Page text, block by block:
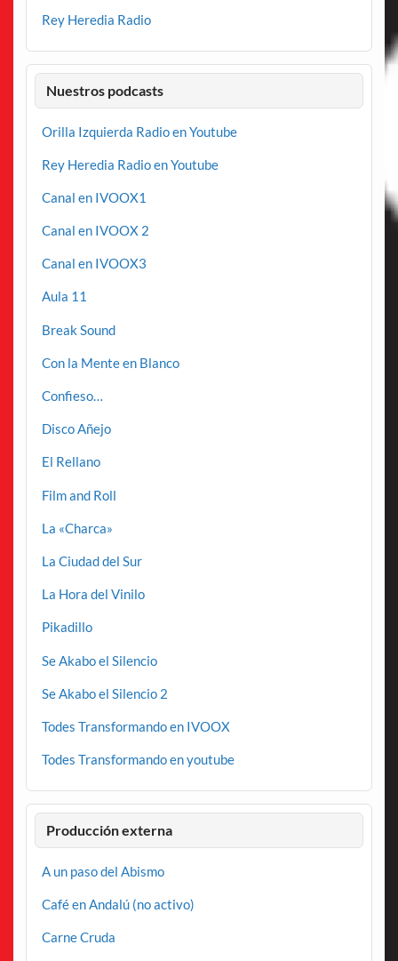
Rey Heredia Radio
Nuestros podcasts
Orilla Izquierda Radio en Youtube
Rey Heredia Radio en Youtube
Canal en IVOOX1
Canal en IVOOX 2
Canal en IVOOX3
Aula 11
Break Sound
Con la Mente en Blanco
Confieso…
Disco Añejo
El Rellano
Film and Roll
La «Charca»
La Ciudad del Sur
La Hora del Vinilo
Pikadillo
Se Akabo el Silencio
Se Akabo el Silencio 2
Todes Transformando en IVOOX
Todes Transformando en youtube
Producción externa
A un paso del Abismo
Café en Andalú (no activo)
Carne Cruda